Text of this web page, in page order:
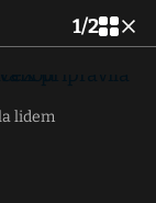
1/2
lidem